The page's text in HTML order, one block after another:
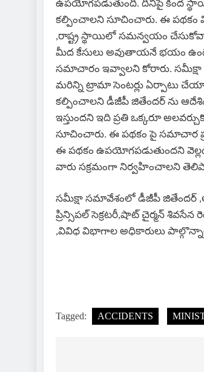
ఉపయోగపడుతుంది. దీనిపై కింద
కల్పించాలని సూచించారు. ఈ పథకం
,రాష్ట్ర స్థాయిలో సమన్వయం
మీద కేసులు అవుతాయనే భయం
సమాచారం ఇవ్వాలని కోరారు. సమీక్షా
మరిన్ని ట్రామా సెంటర్లు ఏర్పాటు
కల్పించాలని డీజీపీ జితేందర్ ను
ఇస్తుందని ఇది ప్రతి ఒక్కరూ
సూచించారు. ఈ పథకం పై సమాచార
ఈ పథకం ఉపయోగపడుతుందని
వారు సక్రమంగా నిర్వహించాలని
సమీక్షా సమావేశంలో డీజీపీ జితేందర్
ప్రిన్సిపల్ సెక్రటరీ,షాట్ చైర్మన్
,వివిధ విభాగాల అధికారులు
Tagged: ACCIDENTS